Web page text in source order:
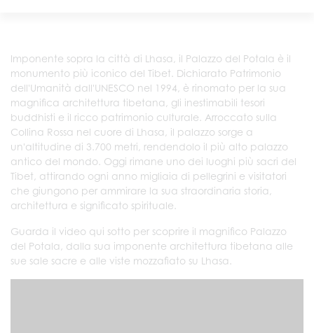
Imponente sopra la città di Lhasa, il Palazzo del Potala è il
monumento più iconico del Tibet. Dichiarato Patrimonio
dell'Umanità dall'UNESCO nel 1994, è rinomato per la sua
magnifica architettura tibetana, gli inestimabili tesori
buddhisti e il ricco patrimonio culturale. Arroccato sulla
Collina Rossa nel cuore di Lhasa, il palazzo sorge a
un'altitudine di 3.700 metri, rendendolo il più alto palazzo
antico del mondo. Oggi rimane uno dei luoghi più sacri del
Tibet, attirando ogni anno migliaia di pellegrini e visitatori
che giungono per ammirare la sua straordinaria storia,
architettura e significato spirituale.
Guarda il video qui sotto per scoprire il magnifico Palazzo
del Potala, dalla sua imponente architettura tibetana alle
sue sale sacre e alle viste mozzafiato su Lhasa.